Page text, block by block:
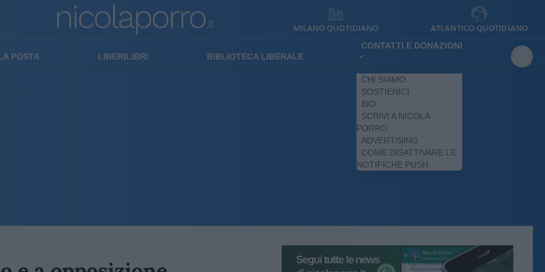
MILANO QUOTIDIANO ATLANTICO QUOTIDIANO
POSTA LIBERILIBRI BIBLIOTECA LIBERALE
CONTATTI E DONAZIONI
CHI SIAMO
SOSTIENICI
BIO
SCRIVI A NICOLA
PORRO
ADVERTISING
COME DISATTIVARE LE
NOTIFICHE PUSH